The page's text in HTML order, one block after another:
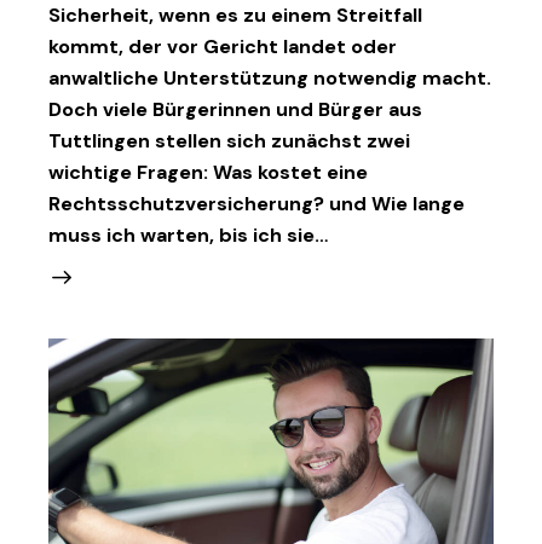
Sicherheit, wenn es zu einem Streitfall
kommt, der vor Gericht landet oder
anwaltliche Unterstützung notwendig macht.
Doch viele Bürgerinnen und Bürger aus
Tuttlingen stellen sich zunächst zwei
wichtige Fragen: Was kostet eine
Rechtsschutzversicherung? und Wie lange
muss ich warten, bis ich sie…